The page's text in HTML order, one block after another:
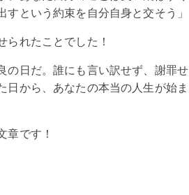
という約束を自分自身と交そう」
られたことでした！
の日だ。誰にも言い訳せず、謝罪せ
日から、あなたの本当の人生が始ま
章です！